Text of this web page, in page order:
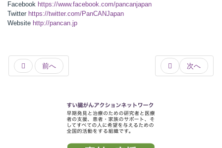
Facebook https://www.facebook.com/pancanjapan
Twitter https://twitter.com/PanCANJapan
Website http://pancan.jp
前へ 次へ